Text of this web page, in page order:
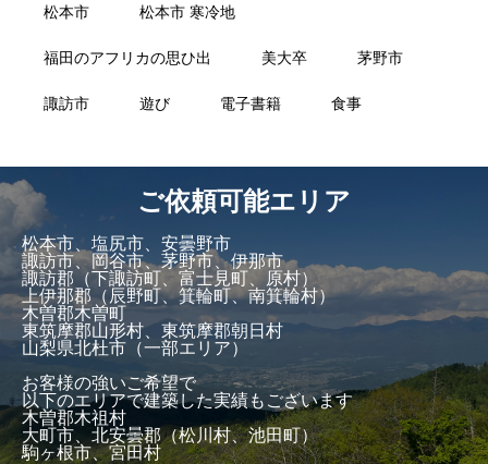
松本市 松本市 寒冷地
福田のアフリカの思ひ出 美大卒 茅野市
諏訪市 遊び 電子書籍 食事
ご依頼可能エリア
松本市、塩尻市、安曇野市
諏訪市、岡谷市、茅野市、伊那市
諏訪郡（下諏訪町、富士見町、原村）
上伊那郡（辰野町、箕輪町、南箕輪村）
木曽郡木曽町
東筑摩郡山形村、東筑摩郡朝日村
山梨県北杜市（一部エリア）
お客様の強いご希望で
以下のエリアで建築した実績もございます
木曽郡木祖村
大町市、北安曇郡（松川村、池田町）
駒ヶ根市、宮田村